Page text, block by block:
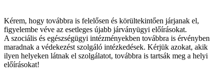
Kérem, hogy továbbra is felelősen és körültekintően járjanak el,
figyelembe véve az esetleges újabb járványügyi előírásokat.
A szociális és egészségügyi intézményekben továbbra is érvényben
maradnak a védekezést szolgáló intézkedések. Kérjük azokat, akik
ilyen helyeken látnak el szolgálatot, továbbra is tartsák meg a helyi
előírásokat!